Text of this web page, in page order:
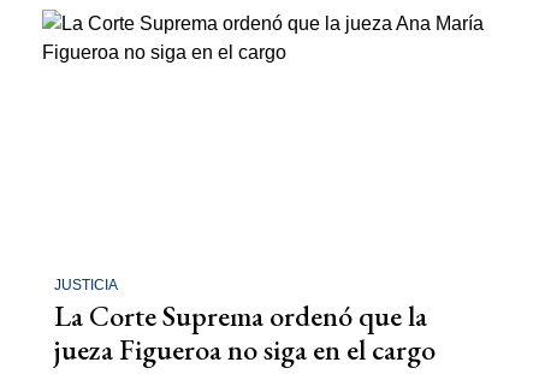
JUSTICIA
La Corte Suprema ordenó que la
jueza Figueroa no siga en el cargo